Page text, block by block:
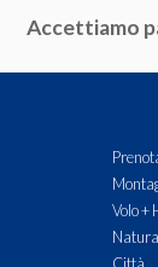
Accettiamo
Volo +
Città